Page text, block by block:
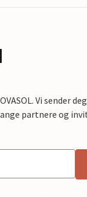
Vi sender
partnere og